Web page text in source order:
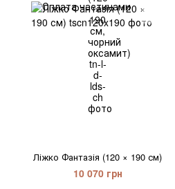
Ліжко Фантазія (120 × 190 см)
10 070 грн